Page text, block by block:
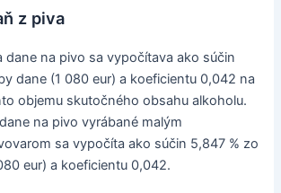
z piva
dane na pivo sa vypočítava ako súčin
dane (1 080 eur) a koeficientu 0,042 na
objemu skutočného obsahu alkoholu.
na pivo vyrábané malým
sa vypočíta ako súčin 5,847 % zo
eur) a koeficientu 0,042.